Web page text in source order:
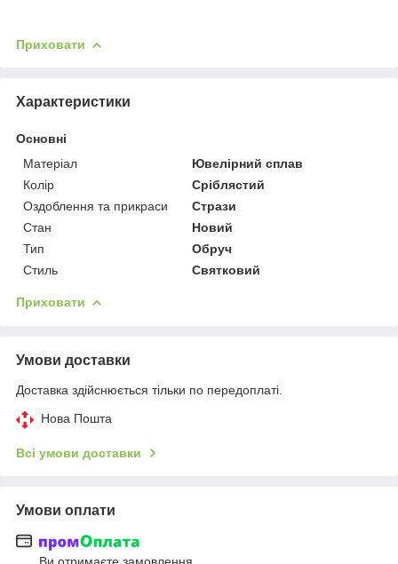
Приховати
Характеристики
Основні
Матеріал
Ювелірний сплав
Колір
Сріблястий
Оздоблення та прикраси
Стрази
Стан
Новий
Тип
Обруч
Стиль
Святковий
Приховати
Умови доставки
Доставка здійснюється тільки по передоплаті.
Нова Пошта
Всі умови доставки
Умови оплати